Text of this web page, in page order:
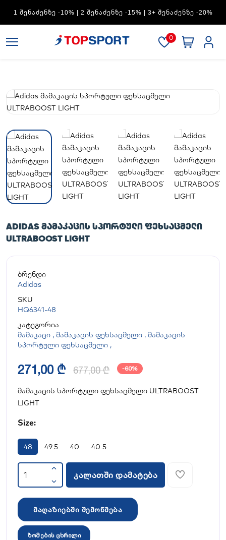
ᲨᲔᲜᲐᲫᲔᲜᲖᲔ -30%
0
ADIDAS ᲛᲐᲛᲐᲙᲐᲪᲘᲡ ᲡᲞᲝᲠᲢᲣᲚᲘ ᲤᲔᲮᲡᲐᲪᲛᲔᲚᲘ
ULTRABOOST LIGHT
ბრენდი
Adidas
SKU
HQ6341-48
კატეგორია
მამაკაცი , მამაკაცის ფეხსაცმელი , მამაკაცის
სპორტული ფეხსაცმელი ,
271,00 ₾ 677,00 ₾ -60%
მამაკაცის სპორტული ფეხსაცმელი ULTRABOOST
LIGHT
Size:
48 49.5 40 40.5
კალათში დამატება
მაღაზიებში შემოწმება
ზომების ცხრილი